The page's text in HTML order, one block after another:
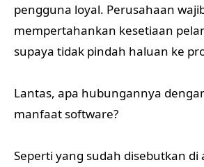
pengguna loyal. Perusahaan
mempertahankan kesetiaan
supaya tidak pindah haluan ke
Lantas, apa hubungannya
manfaat software?
Seperti yang sudah disebutkan di